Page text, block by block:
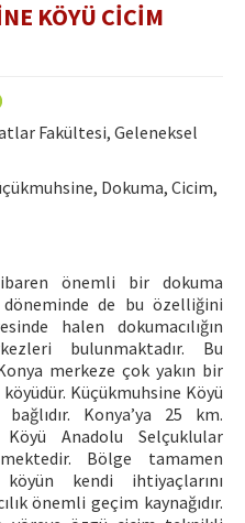
KÖYÜ CİCİM
Fakültesi, Geleneksel
Dokuma, Cicim,
önemli bir dokuma
de bu özelliğini
halen dokumacılığın
bulunmaktadır. Bu
merkeze çok yakın bir
Küçükmuhsine Köyü
Konya’ya 25 km.
Köyü Anadolu Selçuklular
Bölge tamamen
kendi ihtiyaçlarını
önemli geçim kaynağıdır.